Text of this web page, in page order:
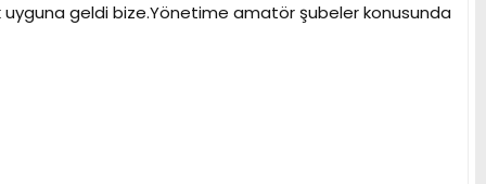
uyguna geldi bize.Yönetime amatör şubeler konusunda